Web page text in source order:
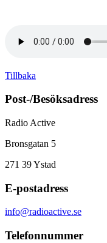
Tillbaka
Post-/Besöksadress
Radio Active
Bronsgatan 5
271 39Ystad
E-postadress
info@radioactive.se
Telefonnummer